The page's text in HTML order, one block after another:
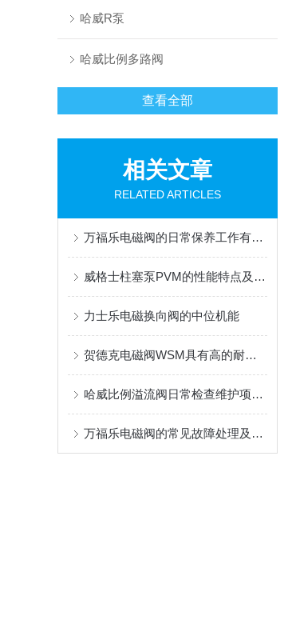
哈威R泵
哈威比例多路阀
查看全部
相关文章
RELATED ARTICLES
万福乐电磁阀的日常保养工作有哪些呢?
威格士柱塞泵PVM的性能特点及主要应用途径
力士乐电磁换向阀的中位机能
贺德克电磁阀WSM具有高的耐用性和可靠性
哈威比例溢流阀日常检查维护项目有什么？
万福乐电磁阀的常见故障处理及防范